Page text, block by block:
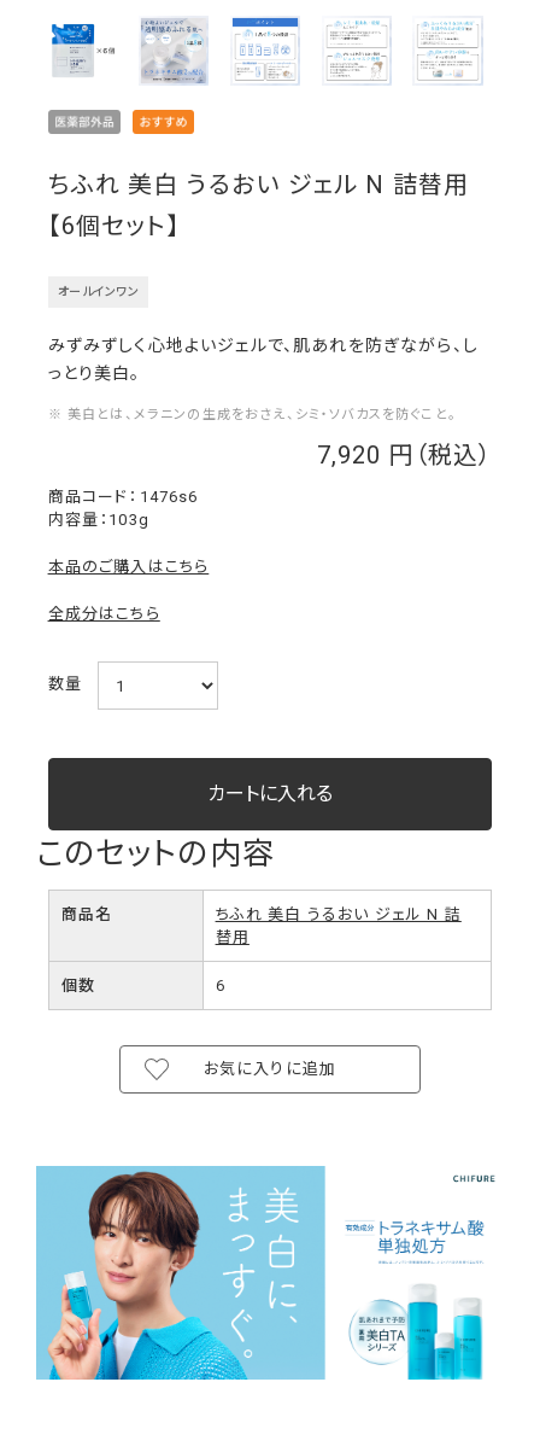
ちふれ 美白 うるおい ジェル N 詰替用
【6個セット】
オールインワン
7,920
1476s6
みずみずしく心地よいジェルで、肌あれを防ぎながら、し
っとり美白。
※ 美白とは、メラニンの生成をおさえ、シミ・ソバカスを防ぐこと。
内容量：103g
本品のご購入はこちら
全成分はこちら
数量
お気に入りに追加
このセットの内容
商品名
ちふれ 美白 うるおい ジェル N 詰
替用
個数 6